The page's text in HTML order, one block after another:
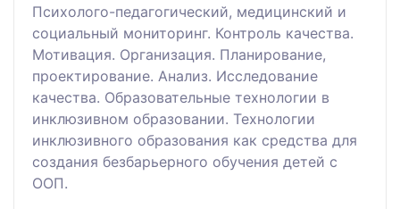
Психолого-педагогический, медицинский и
социальный мониторинг. Контроль качества.
Мотивация. Организация. Планирование,
проектирование. Анализ. Исследование
качества. Образовательные технологии в
инклюзивном образовании. Технологии
инклюзивного образования как средства для
создания безбарьерного обучения детей с
ООП.